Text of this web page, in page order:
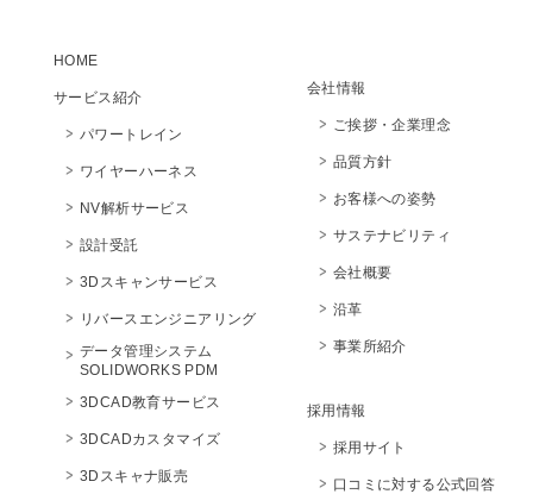
HOME
サービス紹介
パワートレイン
ワイヤーハーネス
NV解析サービス
設計受託
3Dスキャンサービス
リバースエンジニアリング
データ管理システム
SOLIDWORKS PDM
3DCAD教育サービス
3DCADカスタマイズ
3Dスキャナ販売
会社情報
ご挨拶・企業理念
品質方針
お客様への姿勢
サステナビリティ
会社概要
沿革
事業所紹介
採用情報
採用サイト
口コミに対する公式回答